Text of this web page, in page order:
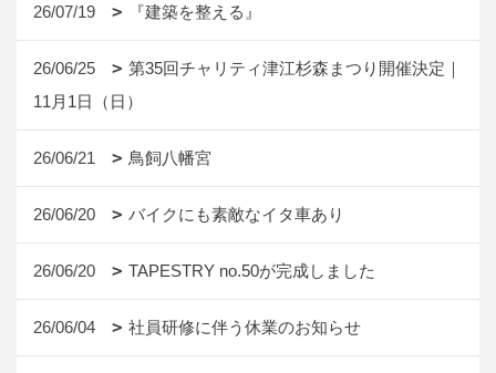
26/07/19 『建築を整える』
26/06/25
第35回チャリティ津江杉森まつり開催決定｜
11月1日（日）
26/06/21 鳥飼八幡宮
26/06/20 バイクにも素敵なイタ車あり
26/06/20 TAPESTRY no.50が完成しました
26/06/04 社員研修に伴う休業のお知らせ